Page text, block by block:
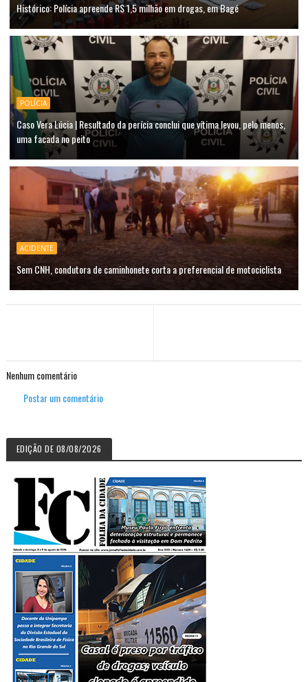
Histórico: Polícia apreende R$ 1,5 milhão em drogas, em Bagé
POLÍCIA
Caso Vera Lúcia | Resultado da perícia conclui que vítima levou, pelo menos,
uma facada no peito
ACIDENTE
Sem CNH, condutora de caminhonete corta a preferencial de motociclista
Nenhum comentário
Postar um comentário
EDIÇÃO DE 08/08/2026